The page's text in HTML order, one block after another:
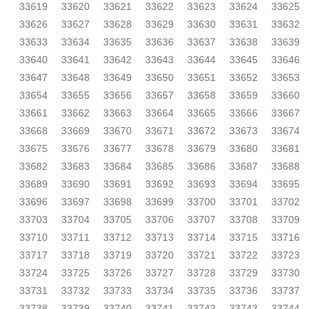
33619
33620 33621 33622 33623 33624
33625
33626
33627 33628 33629 33630 33631
33632
33633
33634 33635 33636 33637 33638
33639
33640
33641 33642 33643 33644 33645
33646
33647
33648 33649 33650 33651 33652
33653
33654
33655 33656 33657 33658 33659
33660
33661
33662 33663 33664 33665 33666
33667
33668
33669 33670 33671 33672 33673
33674
33675
33676 33677 33678 33679 33680
33681
33682
33683 33684 33685 33686 33687
33688
33689
33690 33691 33692 33693 33694
33695
33696
33697 33698 33699 33700 33701
33702
33703
33704 33705 33706 33707 33708
33709
33710
33711 33712 33713 33714 33715
33716
33717
33718 33719 33720 33721 33722
33723
33724
33725 33726 33727 33728 33729
33730
33731
33732 33733 33734 33735 33736
33737